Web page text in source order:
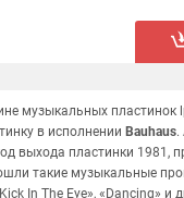
музыкальных пластинок
в исполнении Bauhaus.
выхода пластинки 1981,
такие музыкальные
In The Eye», «Dancing» и